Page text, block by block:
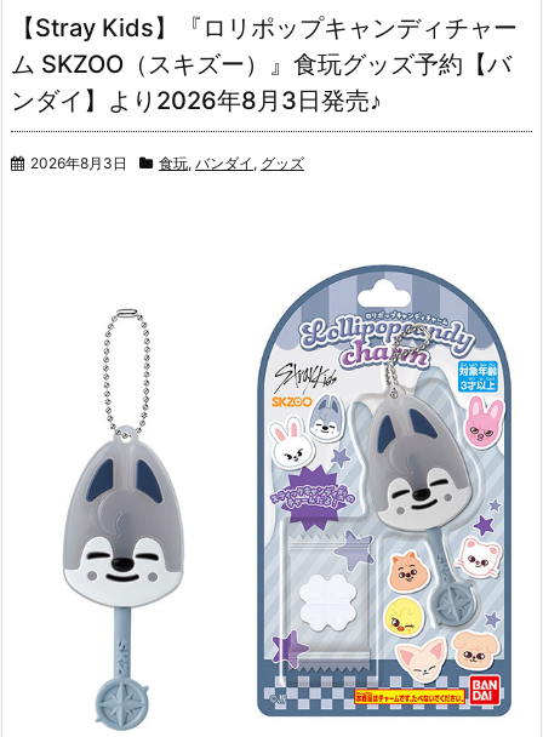
【Stray Kids】『ロリポップキャンディチャー
ム SKZOO（スキズー）』食玩グッズ予約【バ
ンダイ】より2026年8月3日発売♪
2026年8月3日 食玩, バンダイ , グッズ